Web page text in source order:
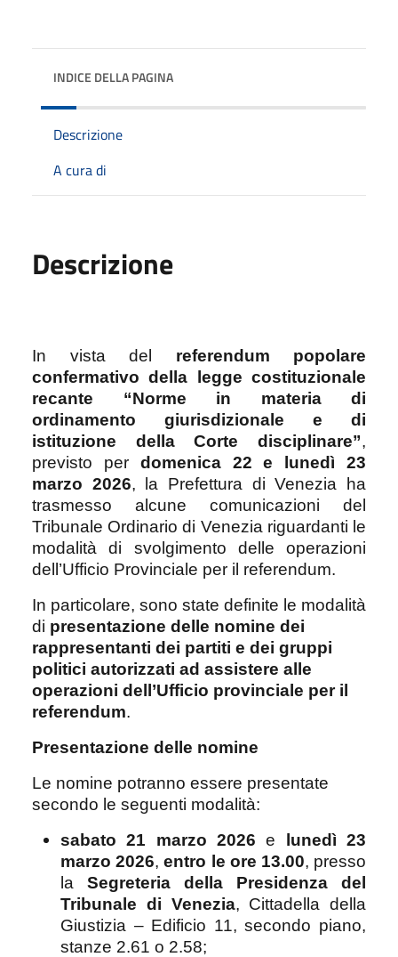
INDICE DELLA PAGINA
Descrizione
A cura di
Descrizione
In vista del referendum popolare
confermativo della legge costituzionale
recante “Norme in materia di
ordinamento giurisdizionale e di
istituzione della Corte disciplinare”,
previsto per domenica 22 e lunedì 23
marzo 2026, la Prefettura di Venezia ha
trasmesso alcune comunicazioni del
Tribunale Ordinario di Venezia riguardanti le
modalità di svolgimento delle operazioni
dell’Ufficio Provinciale per il referendum.
In particolare, sono state definite le modalità
di presentazione delle nomine dei
rappresentanti dei partiti e dei gruppi
politici autorizzati ad assistere alle
operazioni dell’Ufficio provinciale per il
referendum.
Presentazione delle nomine
Le nomine potranno essere presentate
secondo le seguenti modalità:
sabato 21 marzo 2026 e lunedì 23
marzo 2026,entro le ore 13.00, presso
la Segreteria della Presidenza del
Tribunale di Venezia, Cittadella della
Giustizia – Edificio 11, secondo piano,
stanze 2.61 o 2.58;